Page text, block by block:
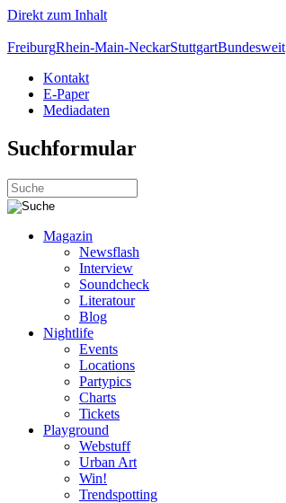
Direkt zum Inhalt
FreiburgRhein-Main-NeckarStuttgartBundesweit
Kontakt
E-Paper
Mediadaten
Suchformular
Magazin
Newsflash
Interview
Soundcheck
Literatour
Blog
Nightlife
Events
Locations
Partypics
Charts
Tickets
Playground
Webstuff
Urban Art
Win!
Trendspotting